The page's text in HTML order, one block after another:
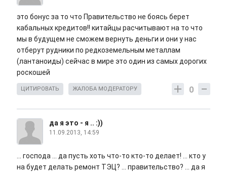
это бонус за то что Правительство не боясь берет
кабальных кредитов!! китайцы расчитывают на то что
мы в будущем не сможем вернуть деньги и они у нас
отберут рудники по редкоземельным металлам
(лантаноиды) сейчас в мире это один из самых дорогих
роскошей
0
ЦИТИРОВАТЬ ЖАЛОБА МОДЕРАТОРУ
да я это - я .. :))
11.09.2013, 14:59
... господа ... да пусть хоть что-то кто-то делает! ... кто у
на будет делать ремонт ТЭЦ? ... правительство? ... да я